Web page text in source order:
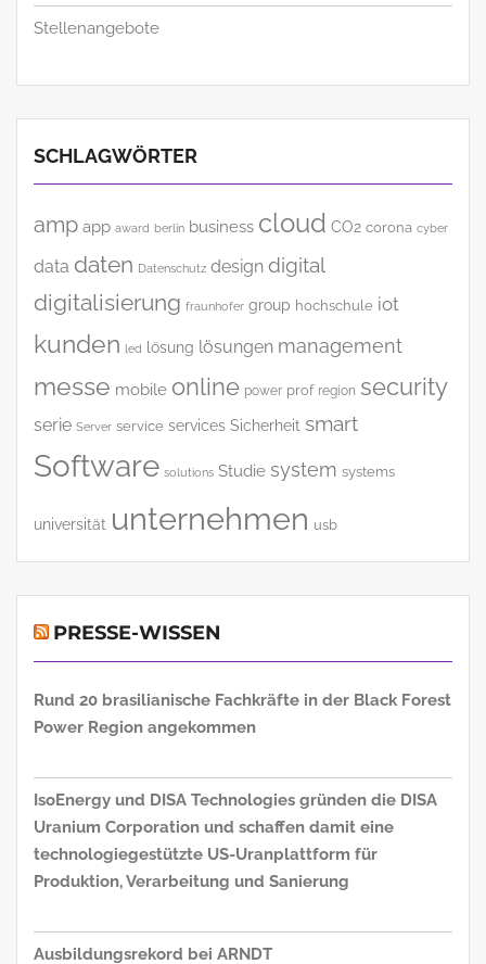
Stellenangebote
SCHLAGWÖRTER
amp app award berlin business cloud CO2 corona cyber
data daten Datenschutz design digital
digitalisierung fraunhofer group hochschule iot
kunden led lösung lösungen management
messe mobile online power prof region security
serie Server service services Sicherheit smart
Software solutions Studie system systems
universität unternehmen usb
PRESSE-WISSEN
Rund 20 brasilianische Fachkräfte in der Black Forest
Power Region angekommen
IsoEnergy und DISA Technologies gründen die DISA
Uranium Corporation und schaffen damit eine
technologiegestützte US-Uranplattform für
Produktion, Verarbeitung und Sanierung
Ausbildungsrekord bei ARNDT